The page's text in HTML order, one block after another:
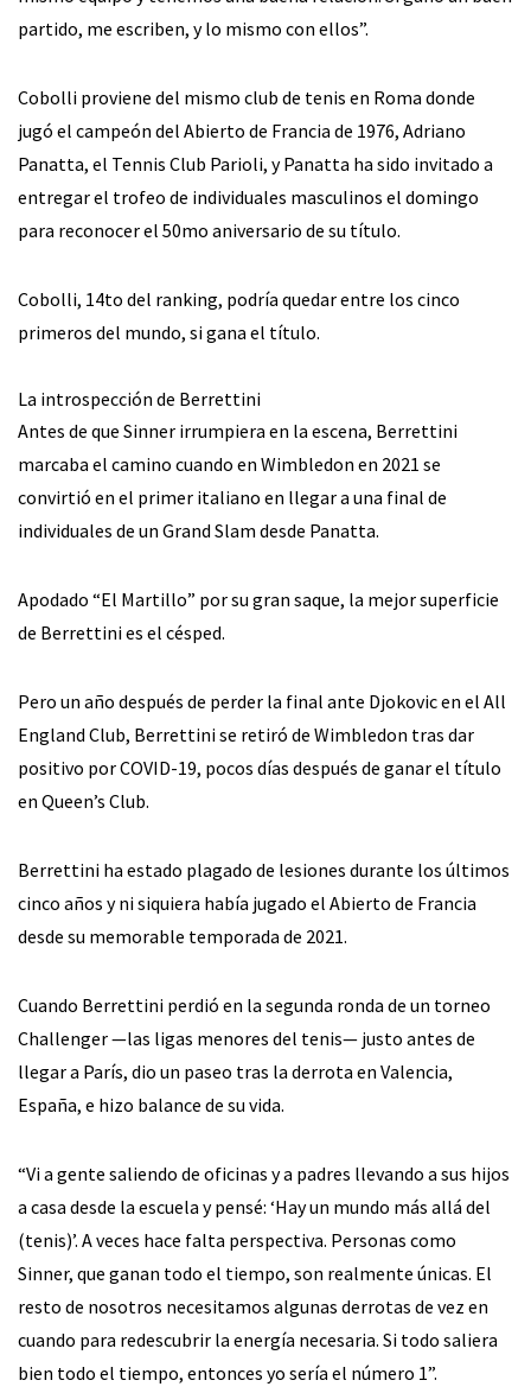
partido, me escriben, y lo mismo con ellos”.
Cobolli proviene del mismo club de tenis en Roma donde
jugó el campeón del Abierto de Francia de 1976, Adriano
Panatta, el Tennis Club Parioli, y Panatta ha sido invitado a
entregar el trofeo de individuales masculinos el domingo
para reconocer el 50mo aniversario de su título.
Cobolli, 14to del ranking, podría quedar entre los cinco
primeros del mundo, si gana el título.
La introspección de Berrettini
Antes de que Sinner irrumpiera en la escena, Berrettini
marcaba el camino cuando en Wimbledon en 2021 se
convirtió en el primer italiano en llegar a una final de
individuales de un Grand Slam desde Panatta.
Apodado “El Martillo” por su gran saque, la mejor superficie
de Berrettini es el césped.
Pero un año después de perder la final ante Djokovic en el All
England Club, Berrettini se retiró de Wimbledon tras dar
positivo por COVID-19, pocos días después de ganar el título
en Queen’s Club.
Berrettini ha estado plagado de lesiones durante los últimos
cinco años y ni siquiera había jugado el Abierto de Francia
desde su memorable temporada de 2021.
Cuando Berrettini perdió en la segunda ronda de un torneo
Challenger —las ligas menores del tenis— justo antes de
llegar a París, dio un paseo tras la derrota en Valencia,
España, e hizo balance de su vida.
“Vi a gente saliendo de oficinas y a padres llevando a sus hijos
a casa desde la escuela y pensé: ‘Hay un mundo más allá del
(tenis)’. A veces hace falta perspectiva. Personas como
Sinner, que ganan todo el tiempo, son realmente únicas. El
resto de nosotros necesitamos algunas derrotas de vez en
cuando para redescubrir la energía necesaria. Si todo saliera
bien todo el tiempo, entonces yo sería el número 1”.